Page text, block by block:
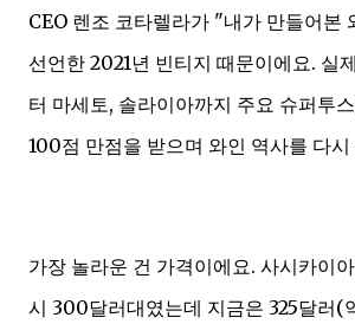
CEO 렌조 코타렐라가 "내가 만들어본
선언한 2021년 빈티지 때문이에요. 실
터 마세토, 솔라이아까지 주요 슈퍼투
100점 만점을 받으며 와인 역사를 다시
가장 놀라운 건 가격이에요. 사시카이
시 300달러대였는데 지금은 325달러(